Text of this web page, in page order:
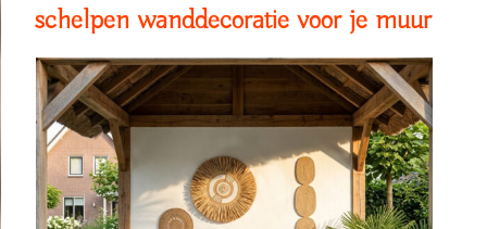
schelpen wanddecoratie voor je muur